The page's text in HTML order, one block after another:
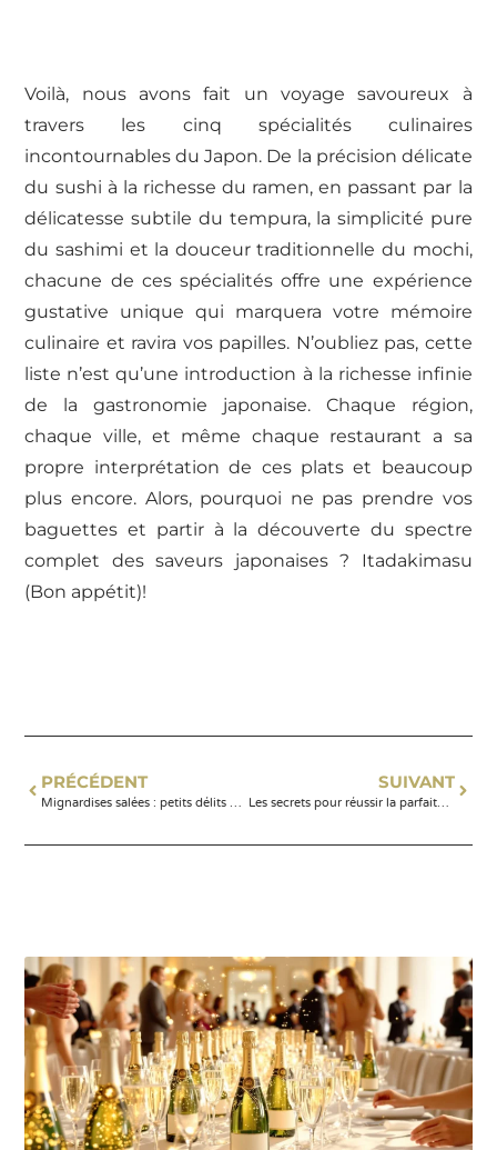
Voilà, nous avons fait un voyage savoureux à
travers les cinq spécialités culinaires
incontournables du Japon. De la précision délicate
du sushi à la richesse du ramen, en passant par la
délicatesse subtile du tempura, la simplicité pure
du sashimi et la douceur traditionnelle du mochi,
chacune de ces spécialités offre une expérience
gustative unique qui marquera votre mémoire
culinaire et ravira vos papilles. N’oubliez pas, cette
liste n’est qu’une introduction à la richesse infinie
de la gastronomie japonaise. Chaque région,
chaque ville, et même chaque restaurant a sa
propre interprétation de ces plats et beaucoup
plus encore. Alors, pourquoi ne pas prendre vos
baguettes et partir à la découverte du spectre
complet des saveurs japonaises ? Itadakimasu
(Bon appétit)!
PRÉCÉDENT
Mignardises salées : petits délits gourmands pour les amateurs de gastronomie
SUIVANT
Les secrets pour réussir la parfaite pièce montée de fromage